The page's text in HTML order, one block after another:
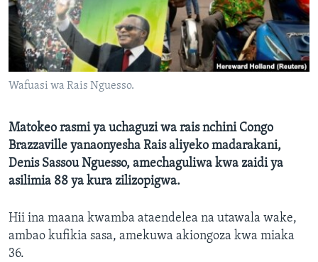
Wafuasi wa Rais Nguesso.
Matokeo rasmi ya uchaguzi wa rais nchini Congo
Brazzaville yanaonyesha Rais aliyeko madarakani,
Denis Sassou Nguesso, amechaguliwa kwa zaidi ya
asilimia 88 ya kura zilizopigwa.
Hii ina maana kwamba ataendelea na utawala wake,
ambao kufikia sasa, amekuwa akiongoza kwa miaka
36.